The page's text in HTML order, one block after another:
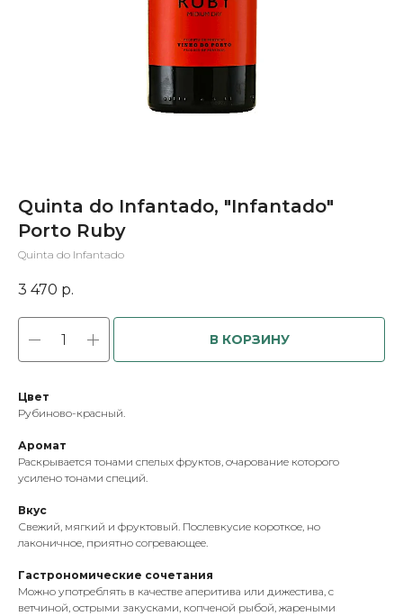
Quinta do Infantado, "Infantado"
Porto Ruby
Quinta do Infantado
3 470 р.
В КОРЗИНУ
Цвет
Рубиново-красный.
Аромат
Раскрывается тонами спелых фруктов, очарование которого
усилено тонами специй.
Вкус
Свежий, мягкий и фруктовый. Послевкусие короткое, но
лаконичное, приятно согревающее.
Гастрономические сочетания
Можно употреблять в качестве аперитива или дижестива, с
ветчиной, острыми закусками, копченой рыбой, жареными